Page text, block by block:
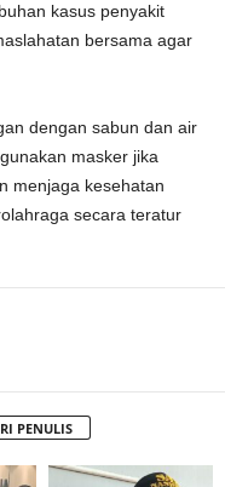
kasus penyakit
bersama agar
dengan sabun dan air
masker jika
menjaga kesehatan
secara teratur
PENULIS